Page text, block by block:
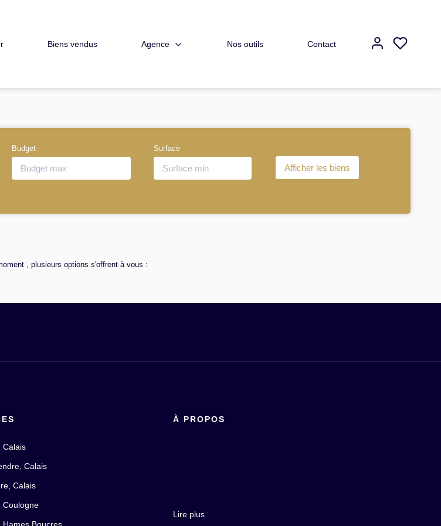
Biens vendus Agence Nos outils Contact
Budget Surface
, plusieurs options s'offrent à vous :
Calais
Calais
Calais
Coulogne
À PROPOS
Lire plus